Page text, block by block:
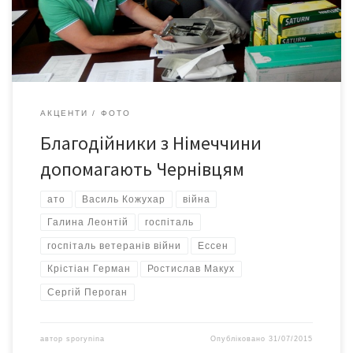
доброчинців з Німеччини.
АКЦЕНТИ ФОТО
Благодійники з Німеччини
допомагають Чернівцям
ато Василь Кожухар війна
Галина Леонтій госпіталь
госпіталь ветеранів війни Ессен
Крістіан Герман Ростислав Макух
Сергій Пероган
автор sporynina Опубліковано31/07/2015